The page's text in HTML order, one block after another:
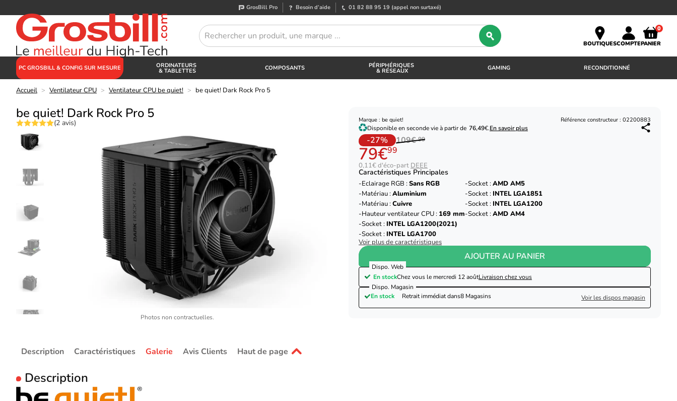
GrosBill Pro Besoin d’aide 01 82 88 95 19 (appel non surtaxé)
BOUTIQUESCOMPTE
0
PANIER
PC GROSBILL & CONFIG SUR MESURE ORDINATEURS
& TABLETTES COMPOSANTS PÉRIPHÉRIQUES
& RÉSEAUX GAMING RECONDITIONNÉ
Accueil > Ventilateur CPU > Ventilateur CPU be quiet! > be quiet! Dark Rock Pro 5
be quiet! Dark Rock Pro 5
(2 avis)
Photos non contractuelles.
Marque : be quiet! Référence constructeur : 02200883
Disponible en seconde vie à partir de 76,49€.En savoir plus
-27% 109€ 99
79€99
0,11€ d'éco-part DEEE
Caractéristiques Principales
Eclairage RGB :Sans RGB
Matériau :Aluminium
Matériau :Cuivre
Hauteur ventilateur CPU : 169 mm
Socket : INTEL LGA1200(2021)
Socket : INTEL LGA1700
Socket :AMD AM5
Socket : INTEL LGA1851
Socket : INTEL LGA1200
Socket :AMD AM4
Voir plus de caractéristiques
AJOUTER AU PANIER
Dispo. Web
En stockChez vous le mercredi 12 aoûtLivraison chez vous
Dispo. Magasin
En stock
Retrait immédiat dans8 Magasins Voir les dispos magasin
Description Caractéristiques Galerie Avis Clients Haut de page
Description